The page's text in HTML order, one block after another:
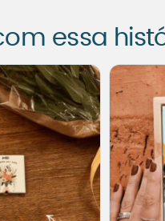
essa